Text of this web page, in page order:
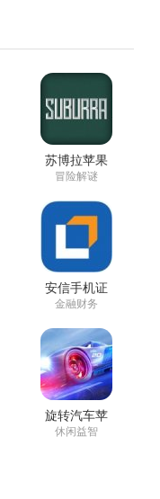
苏博拉苹果
版苹果版
冒险解谜
安信手机证
券appios版
金融财务
旋转汽车苹
果版苹果版
休闲益智